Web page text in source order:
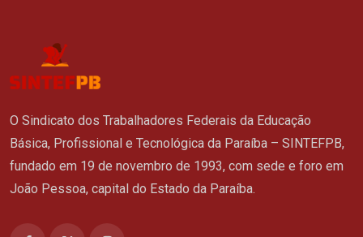
O Sindicato dos Trabalhadores Federais da Educação
Básica, Profissional e Tecnológica da Paraíba – SINTEFPB,
fundado em 19 de novembro de 1993, com sede e foro em
João Pessoa, capital do Estado da Paraíba.